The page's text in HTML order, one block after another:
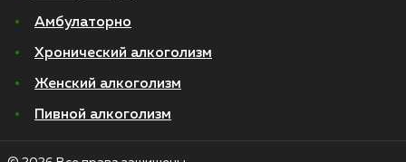
Амбулаторно
Хронический алкоголизм
Женский алкоголизм
Пивной алкоголизм